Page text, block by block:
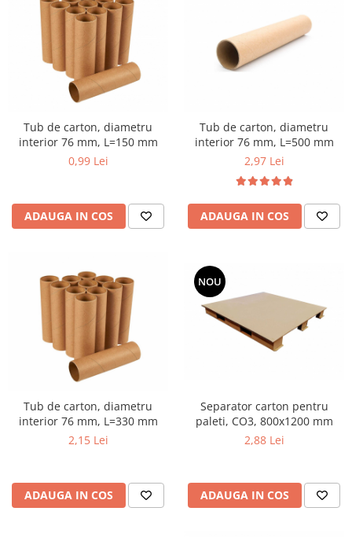
Tub de carton, diametru
interior 76 mm, L=150 mm
0,99 Lei
ADAUGA IN COS
Tub de carton, diametru
interior 76 mm, L=500 mm
2,97 Lei
ADAUGA IN COS
Tub de carton, diametru
interior 76 mm, L=330 mm
2,15 Lei
ADAUGA IN COS
NOU
Separator carton pentru
paleti, CO3, 800x1200 mm
2,88 Lei
ADAUGA IN COS